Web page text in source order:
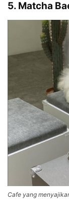
5. Matcha
Cafe yang